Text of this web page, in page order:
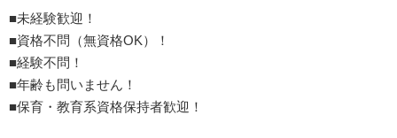
■未経験歓迎！
■資格不問（無資格OK）！
■経験不問！
■年齢も問いません！
■保育・教育系資格保持者歓迎！